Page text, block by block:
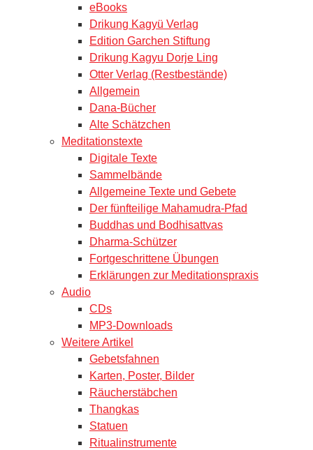
eBooks
Drikung Kagyü Verlag
Edition Garchen Stiftung
Drikung Kagyu Dorje Ling
Otter Verlag (Restbestände)
Allgemein
Dana-Bücher
Alte Schätzchen
Meditationstexte
Digitale Texte
Sammelbände
Allgemeine Texte und Gebete
Der fünfteilige Mahamudra-Pfad
Buddhas und Bodhisattvas
Dharma-Schützer
Fortgeschrittene Übungen
Erklärungen zur Meditationspraxis
Audio
CDs
MP3-Downloads
Weitere Artikel
Gebetsfahnen
Karten, Poster, Bilder
Räucherstäbchen
Thangkas
Statuen
Ritualinstrumente